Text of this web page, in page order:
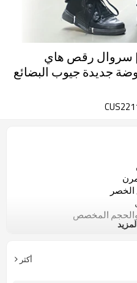
سروال رقص هاي
للاطفال | 2022 موضة جديدة جيوب البضائع
الخصر
أبيض / ألوان مخصصة
أكثر